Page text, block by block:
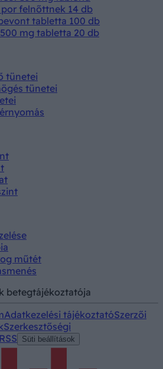
felnőttnek 14 db
tabletta 100 db
mg tabletta 20 db
tünetei
tünetei
műtét
betegtájékoztatója
Adatkezelési tájékoztatóSzerzői
Szerkesztőségi
RSS Süti beállítások